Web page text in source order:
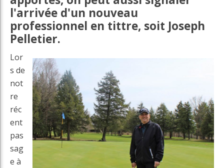
l'arrivée d'un nouveau
professionnel en tittre, soit Joseph
Pelletier.
Lor
s de
not
re
réc
ent
pas
sag
e à